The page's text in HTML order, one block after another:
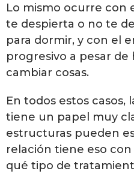
Lo mismo ocurre con
te despierta o no te
para dormir, y con el
progresivo a pesar
cambiar cosas.
En todos estos casos,
tiene un papel muy
estructuras pueden
relación tiene eso
qué tipo de